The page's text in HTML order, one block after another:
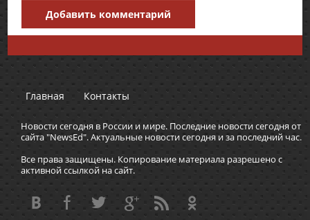
Добавить комментарий
Главная Контакты
Новости сегодня в России и мире. Последние новости сегодня от
сайта "NewsEd". Актуальные новости сегодня и за последний час.
Все права защищены. Копирование материала разрешено с
активной ссылкой на сайт.